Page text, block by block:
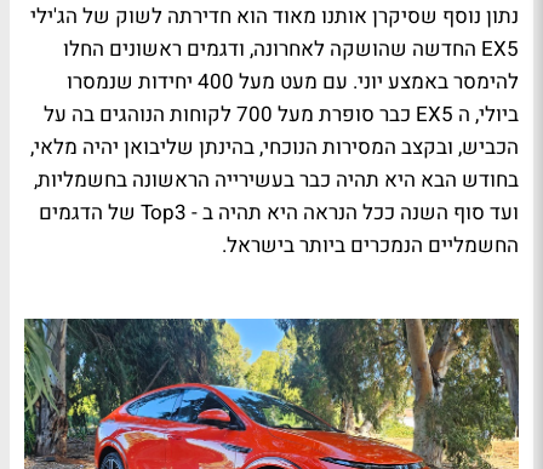
נתון נוסף שסיקרן אותנו מאוד הוא חדירתה לשוק של הג'ילי
EX5 החדשה שהושקה לאחרונה, ודגמים ראשונים החלו
להימסר באמצע יוני. עם מעט מעל 400 יחידות שנמסרו
ביולי, ה EX5 כבר סופרת מעל 700 לקוחות הנוהגים בה על
הכביש, ובקצב המסירות הנוכחי, בהינתן שליבואן יהיה מלאי,
בחודש הבא היא תהיה כבר בעשירייה הראשונה בחשמליות,
ועד סוף השנה ככל הנראה היא תהיה ב - Top3 של הדגמים
החשמליים הנמכרים ביותר בישראל.